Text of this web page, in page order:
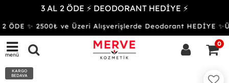
3 AL 2 ÖDE ⚡ DEODORANT HEDİYE ⚡
✨ 2500₺ ve Üzeri Alışverişlerde Deodorant HEDİYE
menü
0
KARGO
BEDAVA